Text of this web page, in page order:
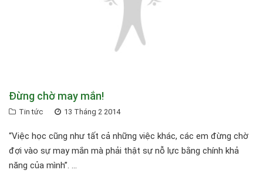
Đừng chờ may mắn!
Tin tức 13 Tháng 2 2014
“Việc học cũng như tất cả những việc khác, các em đừng chờ
đợi vào sự may mắn mà phải thật sự nỗ lực bằng chính khả
năng của mình”. ...